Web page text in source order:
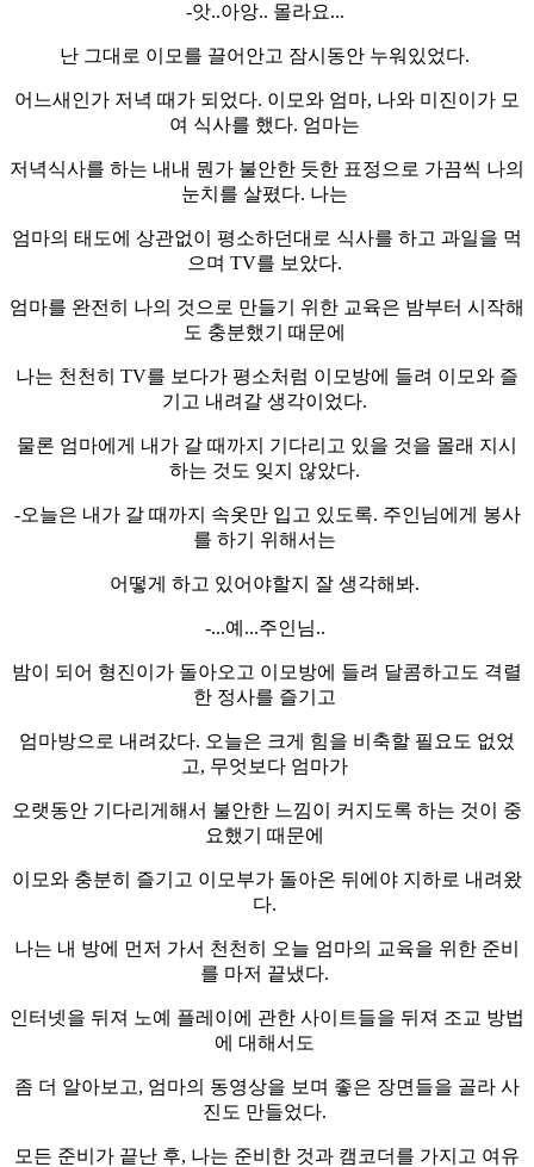
-앗..아앙.. 몰라요...
난 그대로 이모를 끌어안고 잠시동안 누워있었다.
어느새인가 저녁 때가 되었다. 이모와 엄마, 나와 미진이가 모
여 식사를 했다. 엄마는
저녁식사를 하는 내내 뭔가 불안한 듯한 표정으로 가끔씩 나의
눈치를 살폈다. 나는
엄마의 태도에 상관없이 평소하던대로 식사를 하고 과일을 먹
으며 TV를 보았다.
엄마를 완전히 나의 것으로 만들기 위한 교육은 밤부터 시작해
도 충분했기 때문에
나는 천천히 TV를 보다가 평소처럼 이모방에 들려 이모와 즐
기고 내려갈 생각이었다.
물론 엄마에게 내가 갈 때까지 기다리고 있을 것을 몰래 지시
하는 것도 잊지 않았다.
-오늘은 내가 갈 때까지 속옷만 입고 있도록. 주인님에게 봉사
를 하기 위해서는
어떻게 하고 있어야할지 잘 생각해봐.
-...예...주인님..
밤이 되어 형진이가 돌아오고 이모방에 들려 달콤하고도 격렬
한 정사를 즐기고
엄마방으로 내려갔다. 오늘은 크게 힘을 비축할 필요도 없었
고, 무엇보다 엄마가
오랫동안 기다리게해서 불안한 느낌이 커지도록 하는 것이 중
요했기 때문에
이모와 충분히 즐기고 이모부가 돌아온 뒤에야 지하로 내려왔
다.
나는 내 방에 먼저 가서 천천히 오늘 엄마의 교육을 위한 준비
를 마저 끝냈다.
인터넷을 뒤져 노예 플레이에 관한 사이트들을 뒤져 조교 방법
에 대해서도
좀 더 알아보고, 엄마의 동영상을 보며 좋은 장면들을 골라 사
진도 만들었다.
모든 준비가 끝난 후, 나는 준비한 것과 캠코더를 가지고 여유